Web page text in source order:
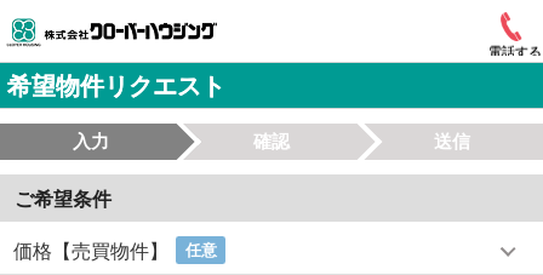
電話する
希望物件リクエスト
入力 確認 送信
ご希望条件
価格【売買物件】 任意